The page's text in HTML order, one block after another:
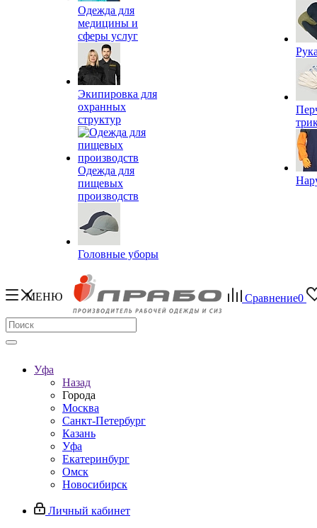
Одежда для
медицины и
сферы услуг
Экипировка для
охранных
структур
Одежда для
пищевых
производств
Головные уборы
МЕНЮ Сравнение0
Уфа
Назад
Города
Москва
Санкт-Петербург
Казань
Уфа
Екатеринбург
Омск
Новосибирск
Личный кабинет